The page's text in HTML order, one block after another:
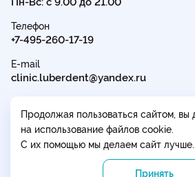
Телефон
+7-495-260-17-19
E-mail
clinic.luberdent@yandex.ru
Политика в отношении обработки
Продолжая пользоваться сайтом, вы
на использование файлов cookie.
С их помощью мы делаем сайт лучше.
Принять